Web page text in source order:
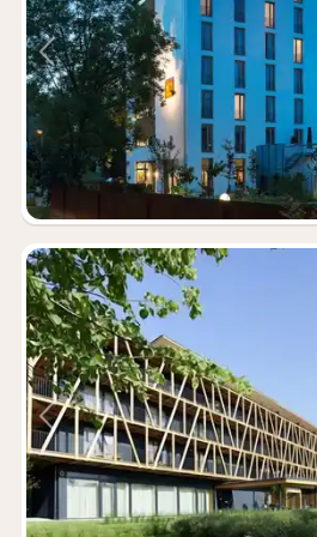
Vorheriges Bild
Vorheriges Bild